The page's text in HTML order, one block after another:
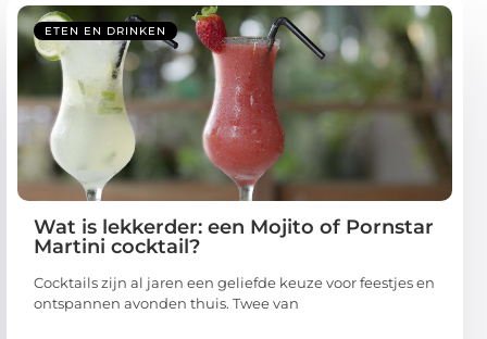
ETEN EN DRINKEN
Wat is lekkerder: een Mojito of Pornstar
Martini cocktail?
Cocktails zijn al jaren een geliefde keuze voor feestjes en
ontspannen avonden thuis. Twee van